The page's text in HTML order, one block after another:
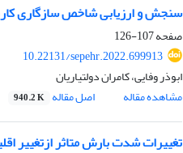
سنجش و ارزیابی شاخص سازگاری
صفحه107-126
10.22131/sepehr.2022.699913
ابوذر وفایی، کامران دولتیاریان
مشاهده مقاله
اصل مقاله 940.2 K
تغییرات شدت بارش متاثر ازتغییر